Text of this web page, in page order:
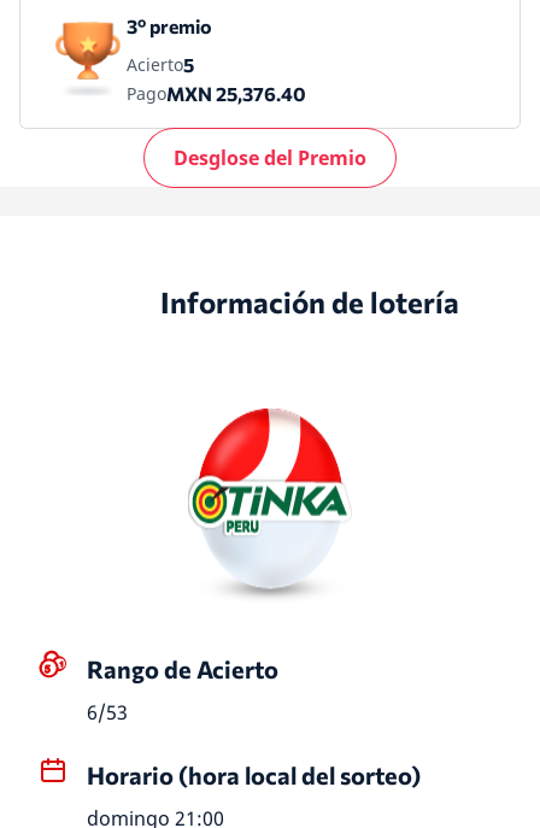
3º premio
Acierto5
PagoMXN 25,376.40
Desglose del Premio
Información de lotería
Rango de Acierto
6/53
Horario (hora local del sorteo)
domingo 21:00